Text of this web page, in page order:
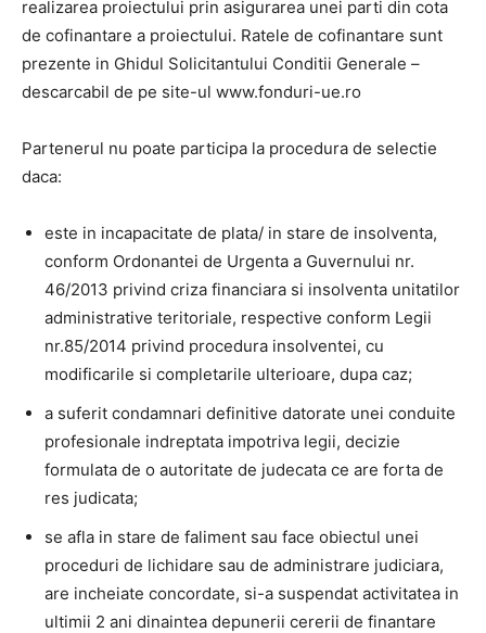
realizarea proiectului prin asigurarea unei parti din cota
de cofinantare a proiectului. Ratele de cofinantare sunt
prezente in Ghidul Solicitantului Conditii Generale –
descarcabil de pe site-ul www.fonduri-ue.ro
Partenerul nu poate participa la procedura de selectie
daca:
este in incapacitate de plata/ in stare de insolventa,
conform Ordonantei de Urgenta a Guvernului nr.
46/2013 privind criza financiara si insolventa unitatilor
administrative teritoriale, respective conform Legii
nr.85/2014 privind procedura insolventei, cu
modificarile si completarile ulterioare, dupa caz;
a suferit condamnari definitive datorate unei conduite
profesionale indreptata impotriva legii, decizie
formulata de o autoritate de judecata ce are forta de
res judicata;
se afla in stare de faliment sau face obiectul unei
proceduri de lichidare sau de administrare judiciara,
are incheiate concordate, si-a suspendat activitatea in
ultimii 2 ani dinaintea depunerii cererii de finantare